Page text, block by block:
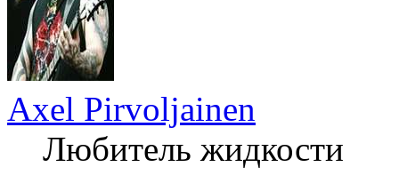
Axel Pirvoljainen
Любитель жидкости